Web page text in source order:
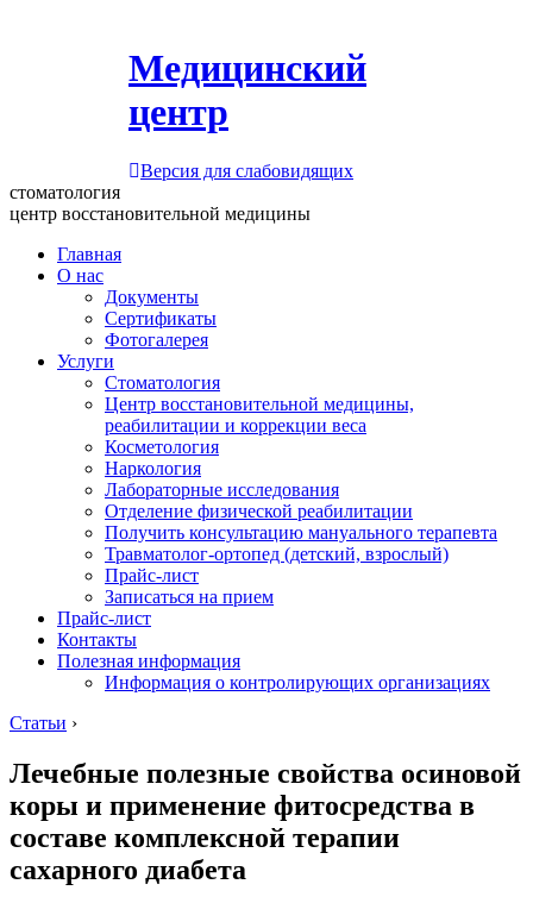
Медицинский
центр
Версия для слабовидящих
стоматология
центр восстановительной медицины
Главная
О нас
Документы
Сертификаты
Фотогалерея
Услуги
Стоматология
Центр восстановительной медицины,
реабилитации и коррекции веса
Косметология
Наркология
Лабораторные исследования
Отделение физической реабилитации
Получить консультацию мануального терапевта
Травматолог-ортопед (детский, взрослый)
Прайс-лист
Записаться на прием
Прайс-лист
Контакты
Полезная информация
Информация о контролирующих организациях
Статьи ›
Лечебные полезные свойства осиновой
коры и применение фитосредства в
составе комплексной терапии
сахарного диабета